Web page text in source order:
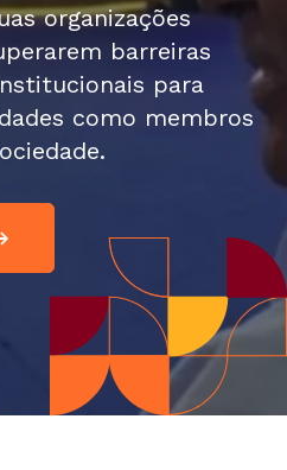
organizações
barreiras
para
como membros